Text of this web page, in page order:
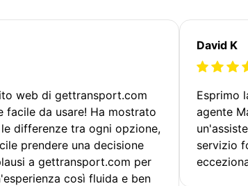
web di gettransport.com
facile da usare! Ha mostrato
differenze tra ogni opzione,
prendere una decisione
a gettransport.com per
così fluida e ben
David K
Esprimo
agente
servizio